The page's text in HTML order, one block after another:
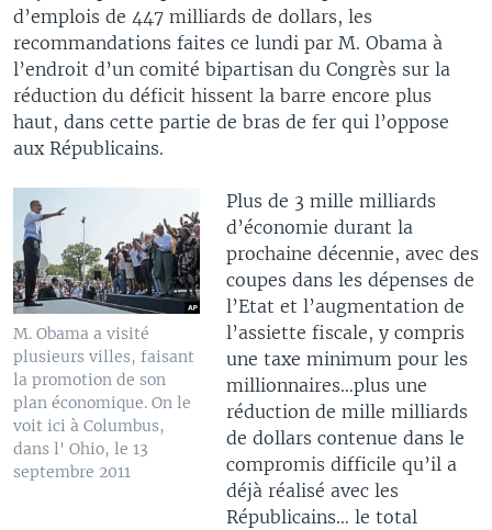
d’emplois de 447 milliards de dollars, les
recommandations faites ce lundi par M. Obama à
l’endroit d’un comité bipartisan du Congrès sur la
réduction du déficit hissent la barre encore plus
haut, dans cette partie de bras de fer qui l’oppose
aux Républicains.
M. Obama a visité
plusieurs villes, faisant
la promotion de son
plan économique. On le
voit ici à Columbus,
dans l' Ohio, le 13
septembre 2011
Plus de 3 mille milliards
d’économie durant la
prochaine décennie, avec des
coupes dans les dépenses de
l’Etat et l’augmentation de
l’assiette fiscale, y compris
une taxe minimum pour les
millionnaires…plus une
réduction de mille milliards
de dollars contenue dans le
compromis difficile qu’il a
déjà réalisé avec les
Républicains… le total